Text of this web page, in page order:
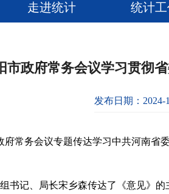
走进统计 统计
市政府常务会议学习贯彻
发布日期：2024-
府常务会议专题传达学习中共河南
书记、局长宋乡森传达了《意见》